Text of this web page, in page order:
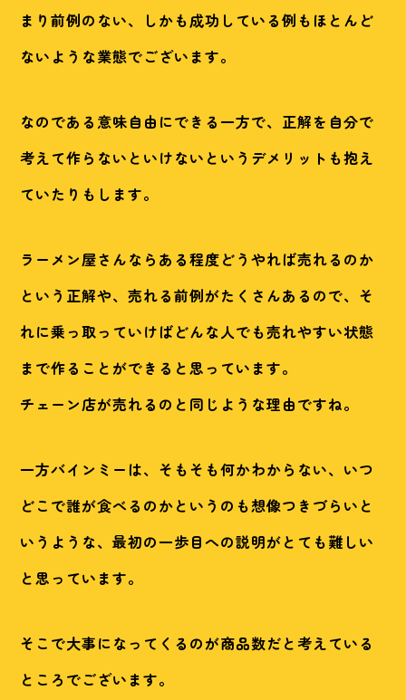
まり前例のない、しかも成功している例もほとんど
ないような業態でございます。
なのである意味自由にできる一方で、正解を自分で
考えて作らないといけないというデメリットも抱え
ていたりもします。
ラーメン屋さんならある程度どうやれば売れるのか
という正解や、売れる前例がたくさんあるので、そ
れに乗っ取っていけばどんな人でも売れやすい状態
まで作ることができると思っています。
チェーン店が売れるのと同じような理由ですね。
一方バインミーは、そもそも何かわからない、いつ
どこで誰が食べるのかというのも想像つきづらいと
いうような、最初の一歩目への説明がとても難しい
と思っています。
そこで大事になってくるのが商品数だと考えている
ところでございます。